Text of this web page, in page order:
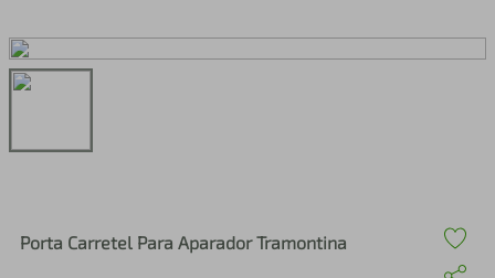
Porta Carretel Para Aparador Tramontina
3º